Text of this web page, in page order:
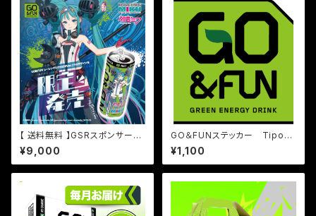
【 送料無料 】GSRスポンサーポ
イント付き！GO&FUN RACING
MIKU 2026 Ver. 250ml x 30
本（1ケース）
¥9,000
GO＆FUNステッカー TipoB
W104×Ｈ110㎜
¥1,100